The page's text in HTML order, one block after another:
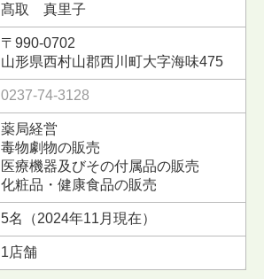
髙取 真里子
〒990-0702
山形県西村山郡西川町大字海味475
0237-74-3128
薬局経営
毒物劇物の販売
医療機器及びその付属品の販売
化粧品・健康食品の販売
5名（2024年11月現在）
1店舗